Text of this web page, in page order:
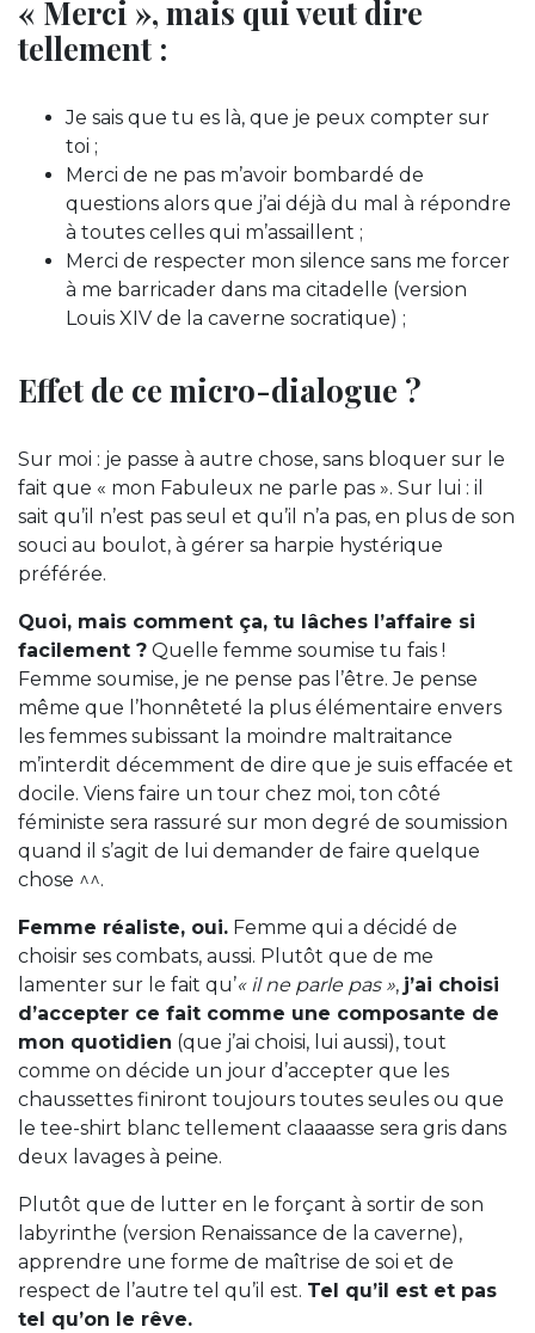
« Merci », mais qui veut dire
tellement :
Je sais que tu es là, que je peux compter sur
toi ;
Merci de ne pas m’avoir bombardé de
questions alors que j’ai déjà du mal à répondre
à toutes celles qui m’assaillent ;
Merci de respecter mon silence sans me forcer
à me barricader dans ma citadelle (version
Louis XIV de la caverne socratique) ;
Effet de ce micro-dialogue ?
Sur moi : je passe à autre chose, sans bloquer sur le
fait que « mon Fabuleux ne parle pas ». Sur lui : il
sait qu’il n’est pas seul et qu’il n’a pas, en plus de son
souci au boulot, à gérer sa harpie hystérique
préférée.
Quoi, mais comment ça, tu lâches l’affaire si
facilement ? Quelle femme soumise tu fais !
Femme soumise, je ne pense pas l’être. Je pense
même que l’honnêteté la plus élémentaire envers
les femmes subissant la moindre maltraitance
m’interdit décemment de dire que je suis effacée et
docile. Viens faire un tour chez moi, ton côté
féministe sera rassuré sur mon degré de soumission
quand il s’agit de lui demander de faire quelque
chose ^^.
Femme réaliste, oui. Femme qui a décidé de
choisir ses combats, aussi. Plutôt que de me
lamenter sur le fait qu’« il ne parle pas », j’ai choisi
d’accepter ce fait comme une composante de
mon quotidien (que j’ai choisi, lui aussi), tout
comme on décide un jour d’accepter que les
chaussettes finiront toujours toutes seules ou que
le tee-shirt blanc tellement claaaasse sera gris dans
deux lavages à peine.
Plutôt que de lutter en le forçant à sortir de son
labyrinthe (version Renaissance de la caverne),
apprendre une forme de maîtrise de soi et de
respect de l’autre tel qu’il est. Tel qu’il est et pas
tel qu’on le rêve.